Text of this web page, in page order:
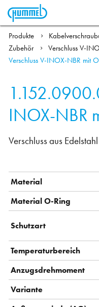
Produkte
Zubehör
Verschluss V-
Verschluss V-INOX-NBR mit
INOX-NBR
Verschluss aus Edelstahl
Material
Material O-Ring
Schutzart
Temperaturbereich
Anzugsdrehmoment
Variante